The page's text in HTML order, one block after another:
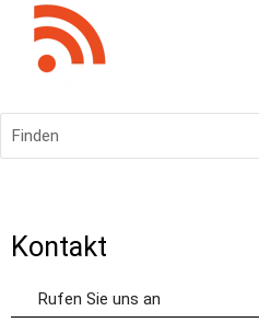
Finden
Kontakt
Rufen Sie uns an